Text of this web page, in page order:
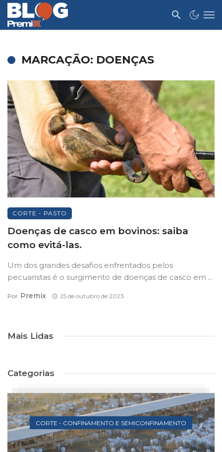
MARCAÇÃO: DOENÇAS
CORTE - PASTO
Doenças de casco em bovinos: saiba
como evitá-las.
Um dos grandes desafios enfrentados pelos
pecuaristas é o surgimento de doenças de casco em ...
Por Premix 25 de outubro de 2023
Mais Lidas
Categorias
CORTE - CONFINAMENTO E SEMICONFINAMENTO